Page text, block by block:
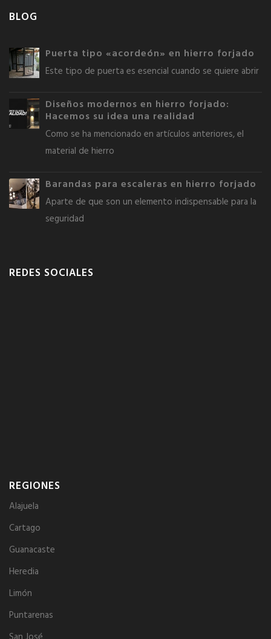
BLOG
Puerta tipo «acordeón» en hierro forjado
Este tipo de puerta es esencial cuando se quiere abrir
Diseños modernos en hierro forjado:
Hacemos su idea una realidad
Como se ha mencionado en artículos anteriores, el
material de hierro
Barandas para escaleras en hierro forjado
Aparte de que son un elemento indispensable para la
seguridad
REDES SOCIALES
REGIONES
Alajuela
Cartago
Guanacaste
Heredia
Limón
Puntarenas